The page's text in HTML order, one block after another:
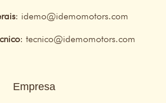
: idemo@idemomotors.com
:tecnico@idemomotors.com
Empresa